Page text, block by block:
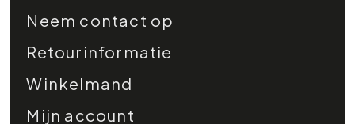
Neem contact op
Retourinformatie
Winkelmand
Mijn account